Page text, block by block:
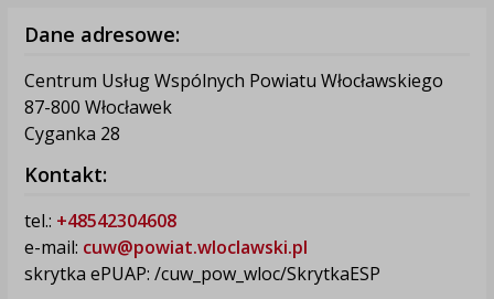
Dane adresowe:
Centrum Usług Wspólnych Powiatu Włocławskiego
87-800 Włocławek
Cyganka 28
Kontakt:
tel.: +48542304608
e-mail: cuw@powiat.wloclawski.pl
skrytka ePUAP: /cuw_pow_wloc/SkrytkaESP